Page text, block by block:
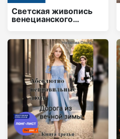
Светская живопись
венецианского